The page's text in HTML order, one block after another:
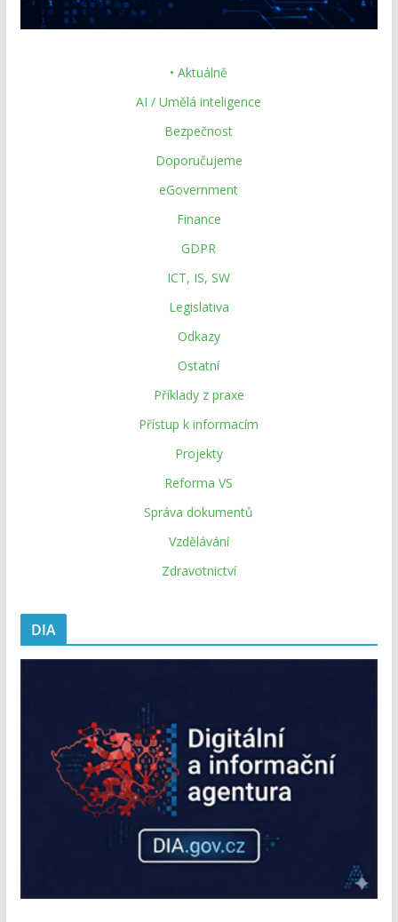
• Aktuálně
AI / Umělá inteligence
Bezpečnost
Doporučujeme
eGovernment
Finance
GDPR
ICT, IS, SW
Legislativa
Odkazy
Ostatní
Příklady z praxe
Přístup k informacím
Projekty
Reforma VS
Správa dokumentů
Vzdělávání
Zdravotnictví
DIA